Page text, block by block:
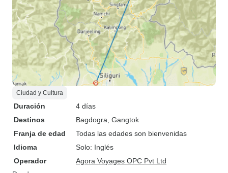
Ciudad y Cultura
Duración
4 días
Destinos
Bagdogra , Gangtok
Franja de edad
Todas las edades son bienvenidas
Idioma
Solo: Inglés
Operador
Agora Voyages OPC Pvt Ltd